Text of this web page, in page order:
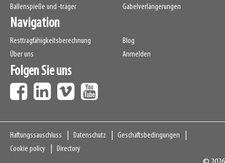
Ballenspieße und -träger
Gabelverlängerungen
Navigation
Resttragfähigkeitsberechnung
Über uns
Blog
Anmelden
Folgen Sie uns
Navigation
Haftungssauschluss Datenschutz
Geschäftsbedingungen
Cookie policy
Directory